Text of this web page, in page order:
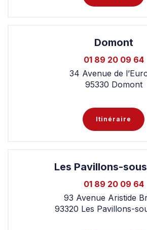
Domont
01 89 20 09 64
34 Avenue de
95330 Domont
Itinéraire
Les Pavillons-
01 89 20 09 64
93 Avenue Aristide
93320 Les Pavillons-